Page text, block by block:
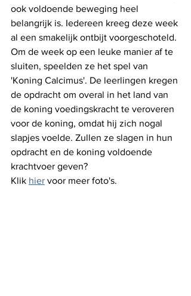
ook voldoende beweging heel
belangrijk is. Iedereen kreeg deze week
al een smakelijk ontbijt voorgeschoteld.
Om de week op een leuke manier af te
sluiten, speelden ze het spel van
'Koning Calcimus'. De leerlingen kregen
de opdracht om overal in het land van
de koning voedingskracht te veroveren
voor de koning, omdat hij zich nogal
slapjes voelde. Zullen ze slagen in hun
opdracht en de koning voldoende
krachtvoer geven?
Klik hier voor meer foto's.